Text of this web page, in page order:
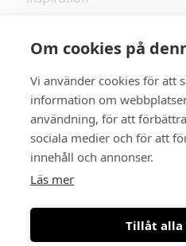
Om cookies på
Vi använder cookies för att
information om
användning, för att
sociala medier och för att
innehåll och annonser.
Läs mer
Tillåt alla
Följ oss på sociala medier
Se mer skor: skopunkten.se